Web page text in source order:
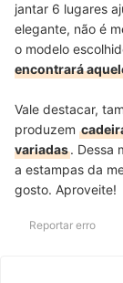
jantar 6 lugares
elegante, não é
o modelo
encontrará
Vale destacar,
produzem
variadas. Dessa
a estampas da
gosto. Aproveite!
Reportar erro